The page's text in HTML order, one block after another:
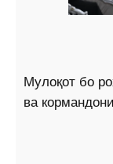
Мулоқот бо
ва